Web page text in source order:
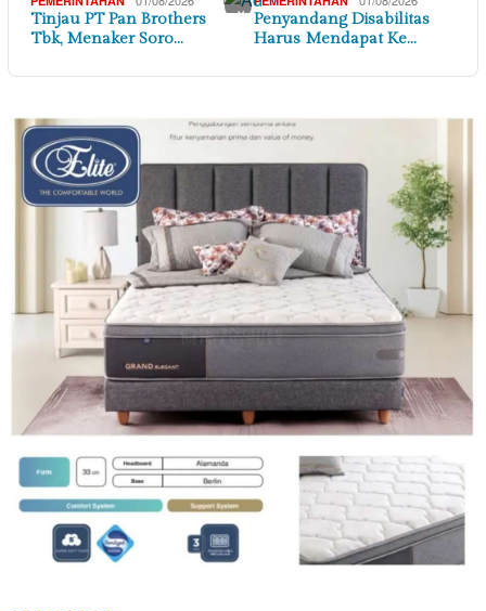
Tinjau PT Pan Brothers
Tbk, Menaker Soro…
Penyandang Disabilitas
Harus Mendapat Ke…
×